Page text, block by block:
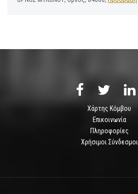
Χάρτης Κόμβου
Επικοινωνία
Πληροφορίες
Χρήσιμοι Σύνδεσμοι